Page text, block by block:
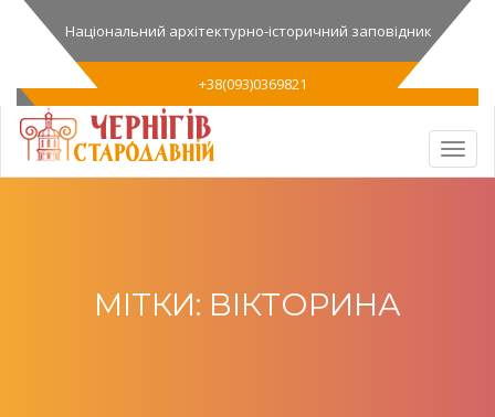
Національний архітектурно-історичний заповідник
+38(093)0369821
МІТКИ: ВІКТОРИНА